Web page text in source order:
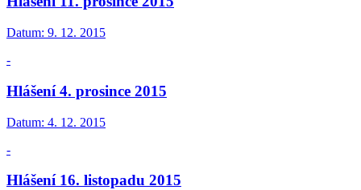
Datum: 9. 12. 2015
-
Hlášení 4. prosince 2015
Datum: 4. 12. 2015
-
Hlášení 16. listopadu 2015